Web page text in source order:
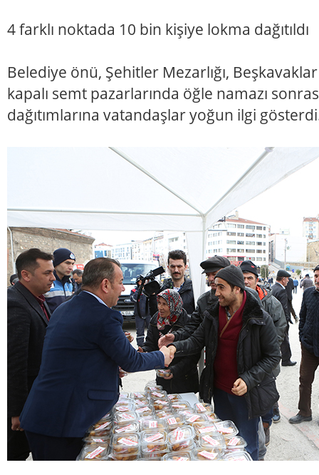
4 farklı noktada 10 bin kişiye lokma dağıtıldı
Belediye önü, Şehitler Mezarlığı,
kapalı semt pazarlarında öğle namazı
dağıtımlarına vatandaşlar yoğun ilgi